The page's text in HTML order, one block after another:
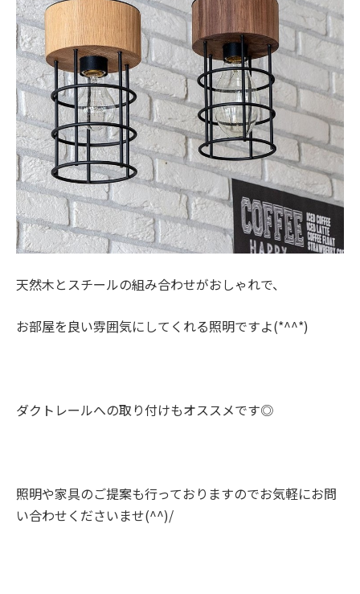
天然木とスチールの組み合わせがおしゃれで、
お部屋を良い雰囲気にしてくれる照明ですよ(*^^*)
ダクトレールへの取り付けもオススメです◎
照明や家具のご提案も行っておりますのでお気軽にお問
い合わせくださいませ(^^)/